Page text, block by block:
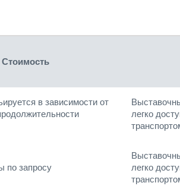
Стоимость
в зависимости от
легко
по запросу
легко